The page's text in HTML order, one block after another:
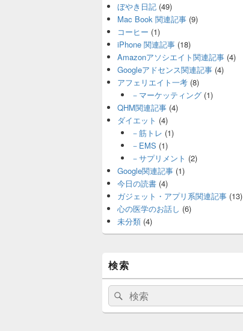
ぼやき日記 (49)
Mac Book 関連記事 (9)
コーヒー (1)
iPhone 関連記事 (18)
Amazonアソシエイト関連記事 (4)
Googleアドセンス関連記事 (4)
アフェリエイト一考 (8)
－マーケッティング(1)
QHM関連記事 (4)
ダイエット (4)
－筋トレ (1)
－EMS (1)
－サプリメント (2)
Google関連記事 (1)
今日の読書 (4)
ガジェット・アプリ系関連記事 (13)
心の医学のお話し (6)
未分類 (4)
検索
検
索:
検
索